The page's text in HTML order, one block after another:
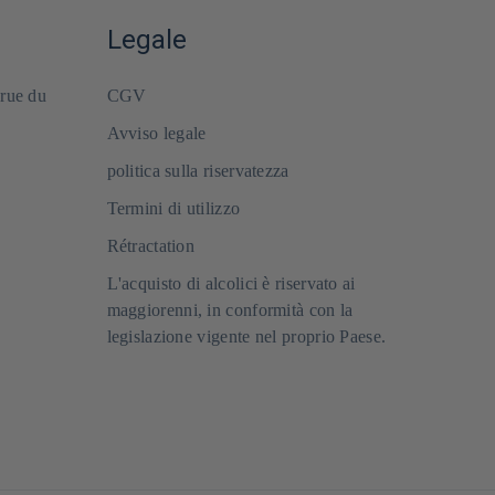
du
Legale
CGV
Avviso legale
politica sulla riservatezza
Termini di utilizzo
Rétractation
L'acquisto di alcolici è riservato ai
maggiorenni, in conformità con la
legislazione vigente nel proprio Paese.